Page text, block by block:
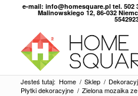
e-mail: info@homesquare.pl tel. 502
Malinowskiego 12, 86-032
Jesteś tutaj: Home / Sklep /
Płytki dekoracyjne / Zielona mozaika